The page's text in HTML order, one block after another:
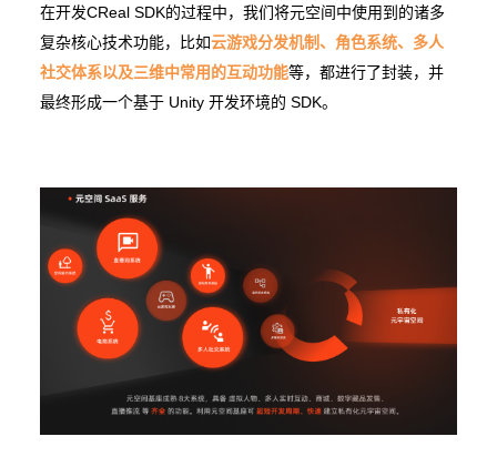
在开发CReal SDK的过程中，我们将元空间中使用到的诸多
复杂核心技术功能，比如云游戏分发机制、角色系统、多人
社交体系以及三维中常用的互动功能等，都进行了封装，并
最终形成一个基于 Unity 开发环境的 SDK。